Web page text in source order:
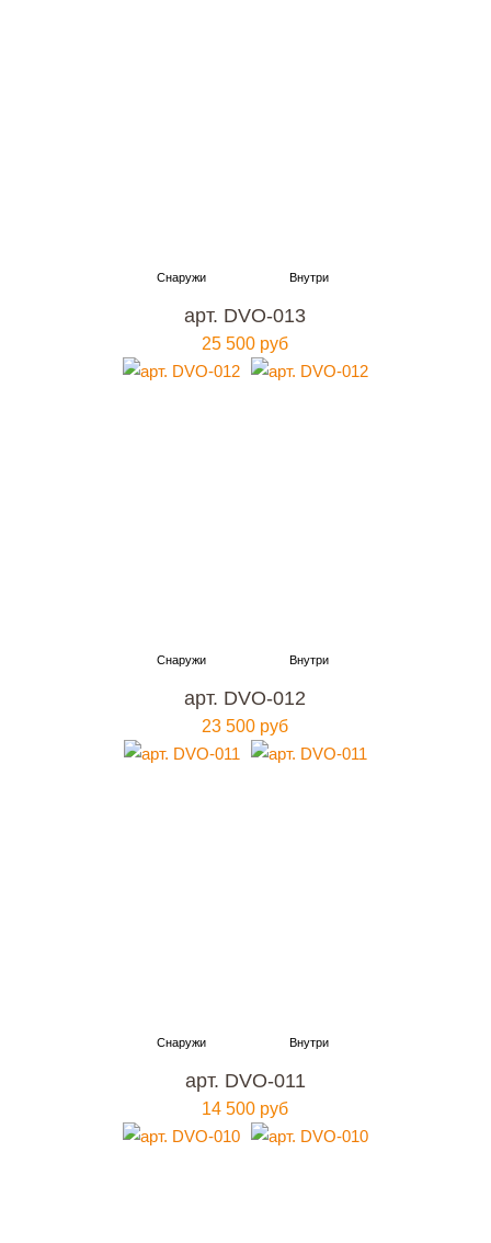
арт. DVO-013
25 500 руб
арт. DVO-012
23 500 руб
арт. DVO-011
14 500 руб